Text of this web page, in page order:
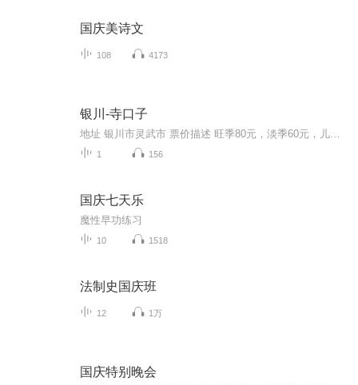
国庆美诗文
108 4173
银川-寺口子
1 156
国庆七天乐
魔性早功练习
10 1518
法制史国庆班
12 1万
国庆特别晚会